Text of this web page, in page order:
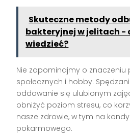
Skuteczne metody
bakteryjnej w jelitach -
wiedzieć?
Nie zapominajmy o znaczeniu
społecznych i hobby.
oddawanie się ulubionym
obniżyć poziom stresu, co
nasze zdrowie, w tym na
pokarmowego.